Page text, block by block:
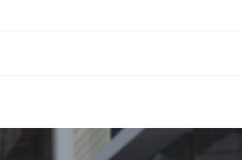
30, 2026
ትርክትን በማረም እና የወል ትርክትን
ሃላፊነቱን እየተወጣ ይገኛል